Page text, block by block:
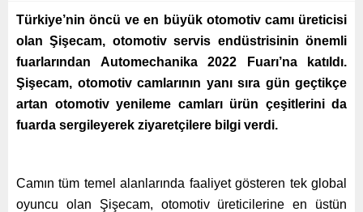
Türkiye’nin öncü ve en büyük otomotiv camı üreticisi
olan Şişecam, otomotiv servis endüstrisinin önemli
fuarlarından Automechanika 2022 Fuarı’na katıldı.
Şişecam, otomotiv camlarının yanı sıra gün geçtikçe
artan otomotiv yenileme camları ürün çeşitlerini da
fuarda sergileyerek ziyaretçilere bilgi verdi.
Camın tüm temel alanlarında faaliyet gösteren tek global
oyuncu olan Şişecam, otomotiv üreticilerine en üstün